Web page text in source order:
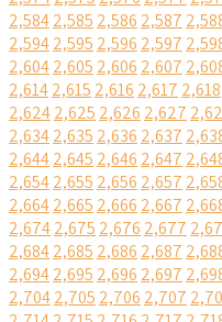
2,5842,585 2,586 2,587
2,5942,595 2,596 2,597
2,6042,605 2,606 2,607
2,6142,615 2,616 2,617 2,618
2,6242,625 2,626 2,627
2,6342,635 2,636 2,637
2,6442,645 2,646 2,647
2,6542,655 2,656 2,657
2,6642,665 2,666 2,667
2,6742,675 2,676 2,677
2,6842,685 2,686 2,687
2,6942,695 2,696 2,697
2,7042,705 2,706 2,707